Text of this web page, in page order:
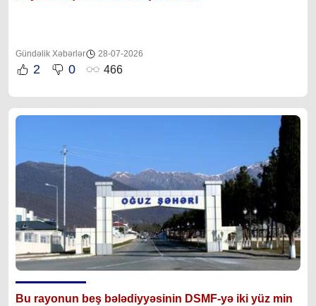
Gündəlik Xəbərlər 28-07-2026
2 0 466
Bu rayonun beş bələdiyyəsinin DSMF-yə iki yüz min